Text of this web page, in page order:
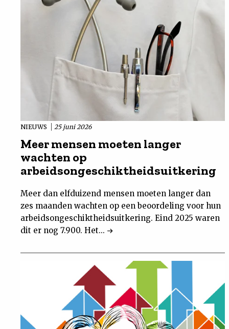
NIEUWS 25 juni 2026
Meer mensen moeten langer
wachten op
arbeidsongeschiktheidsuitkering
Meer dan elfduizend mensen moeten langer dan
zes maanden wachten op een beoordeling voor hun
arbeidsongeschiktheidsuitkering. Eind 2025 waren
dit er nog 7.900. Het...